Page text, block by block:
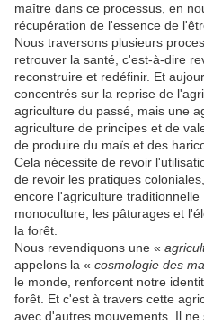
maître dans ce processus, en
récupération de l'essence de
Nous traversons plusieurs
retrouver la santé, c'est-à-dire
reconstruire et redéfinir. Et
concentrés sur la reprise de
agriculture du passé, mais une
agriculture de principes et de
de produire du maïs et des
Cela nécessite de revoir
de revoir les pratiques
encore l'agriculture
monoculture, les pâturages et
la forêt.
Nous revendiquons une «
appelons la « cosmologie des
le monde, renforcent notre
forêt. Et c'est à travers cette
avec d'autres mouvements. Il